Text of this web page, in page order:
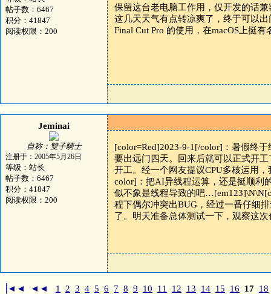
帖子数：6467
积分：41847
阅读权限：200
保留这台老电脑工作用，仅开发的话
这几天天气有点转凉爽了，终于可以
Final Cut Pro 的使用，在macOS上挺有
Jeminai
自称：雙子騎士
注册于：2005年5月26日
等级：站长
帖子数：6467
积分：41847
阅读权限：200
[color=Red]2023-9-1[/color]：暑假终
要出远门四天。回来后就可以正式开
开工。经一个网友提议CPU多核运用
color]：把AI异线程运算，还是挺顺利
似不象是线程导致的吧
程下偶尔冲突出BUG，经过一番仔细
了。明天准备总体测试一下，观察这
▕◄◄ ◄◄ 1 2 3 4 5 6 7 8 9 10 11 12 13 14 15 16 17 18